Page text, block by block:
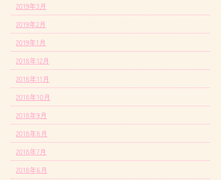
2019年3月
2019年2月
2019年1月
2018年12月
2018年11月
2018年10月
2018年9月
2018年8月
2018年7月
2018年6月